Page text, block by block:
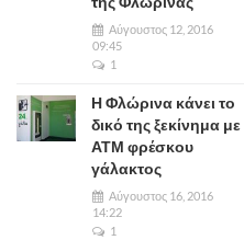
Αύγουστος 12, 2016
09:45
1
Η Φλώρινα κάνει το
δικό της ξεκίνημα με
ΑΤΜ φρέσκου
γάλακτος
Αύγουστος 16, 2016
14:22
1